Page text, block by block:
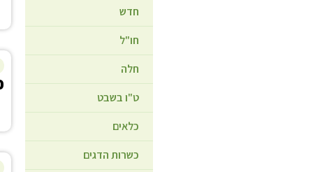
חדש
חו"ל
חלה
ט"ו בשבט
כלאים
כשרות הדגים